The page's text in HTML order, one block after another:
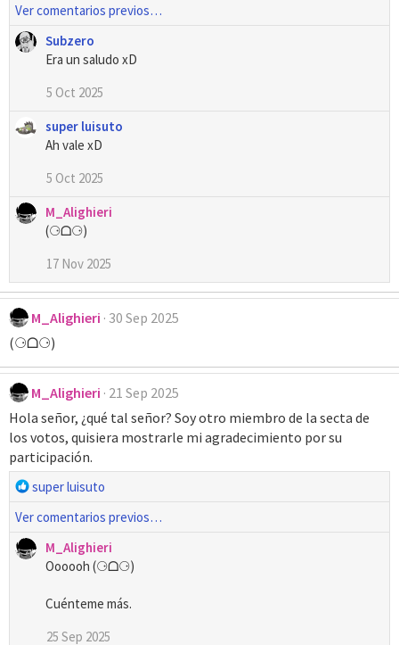
Ver comentarios previos…
Subzero
Era un saludo xD
5 Oct 2025
super luisuto
Ah vale xD
5 Oct 2025
M_Alighieri
(⚆ᗝ⚆)
17 Nov 2025
M_Alighieri 30 Sep 2025
(⚆ᗝ⚆)
M_Alighieri 21 Sep 2025
Hola señor, ¿qué tal señor? Soy otro miembro de la secta de
los votos, quisiera mostrarle mi agradecimiento por su
participación.
R
a
c
c
super luisuto
Ver comentarios previos…
M_Alighieri
Oooooh (⚆ᗝ⚆)
Cuénteme más.
25 Sep 2025